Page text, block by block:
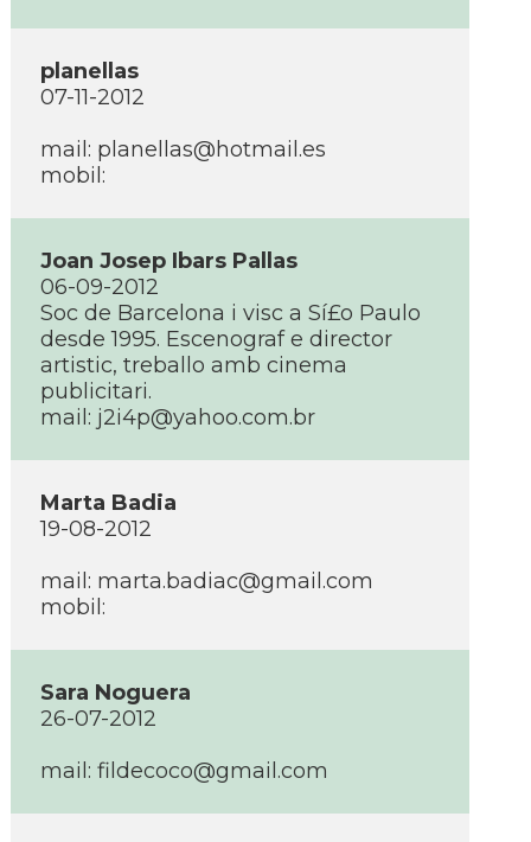
planellas
07-11-2012
mail: planellas@hotmail.es
mobil:
Joan Josep Ibars Pallas
06-09-2012
Soc de Barcelona i visc a Sí£o Paulo
desde 1995. Escenograf e director
artistic, treballo amb cinema
publicitari.
mail: j2i4p@yahoo.com.br
Marta Badia
19-08-2012
mail: marta.badiac@gmail.com
mobil:
Sara Noguera
26-07-2012
mail: fildecoco@gmail.com